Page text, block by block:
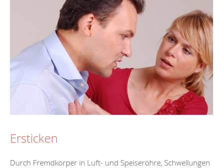
Ersticken
Durch Fremdkörper in Luft- und Speiseröhre, Schwellungen